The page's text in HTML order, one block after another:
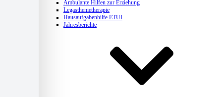
Ambulante Hilfen zur Erziehung
Legasthenietherapie
Hausaufgabenhilfe ETUI
Jahresberichte